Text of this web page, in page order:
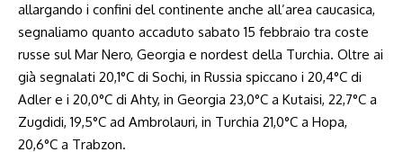
allargando i confini del continente anche all’area caucasica,
segnaliamo quanto accaduto sabato 15 febbraio tra coste
russe sul Mar Nero, Georgia e nordest della Turchia. Oltre ai
già segnalati 20,1°C di Sochi, in Russia spiccano i 20,4°C di
Adler e i 20,0°C di Ahty, in Georgia 23,0°C a Kutaisi, 22,7°C a
Zugdidi, 19,5°C ad Ambrolauri, in Turchia 21,0°C a Hopa,
20,6°C a Trabzon.